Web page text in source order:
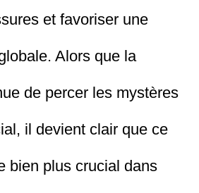
et favoriser une
Alors que la
de percer les mystères
il devient clair que ce
bien plus crucial dans